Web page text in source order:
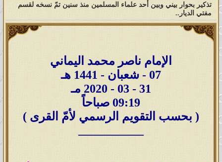
تذكير بحوار بيني وبين أحد علماء المسلمين منذ سنين تمّ نسخه لقسم
مفتي الديار..
الإمام ناصر محمد اليماني
07 - شعبان - 1441 هـ
31 - 03 - 2020 مـ
09:19 صباحاً
( بحسب التقويم الرسمي لأمّ القرى )